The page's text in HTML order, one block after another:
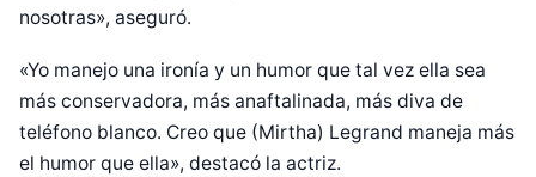
nosotras», aseguró.
«Yo manejo una ironía y un humor que tal vez ella sea
más conservadora, más anaftalinada, más diva de
teléfono blanco. Creo que (Mirtha) Legrand maneja más
el humor que ella», destacó la actriz.